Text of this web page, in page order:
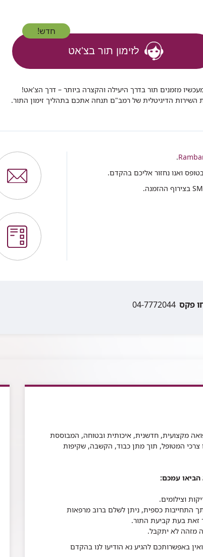
חדש!
לזימון תור בצ'אט
מזמנים תור בדרך היעילה והקצרה ביותר – דרך הצ'אט!
השירות הדיגיטלית של רמב"ם תנחה אתכם בתהליך זימון התור.
.
ואנו נחזור אליכם בהקדם.
פקס 04-7772044
מקצועית, חדשנית, איכותית ובטוחה, המבוססת
צרכי המטופל, תוך מתן כבוד, הקשבה, שקיפות
עמכם:
וצילומים.
מזהה לא יתקבל.
באפשרותכם להגיע נא הודיעו לנו בהקדם